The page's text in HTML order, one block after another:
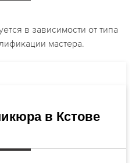
в зависимости от типа
мастера.
в Кстове